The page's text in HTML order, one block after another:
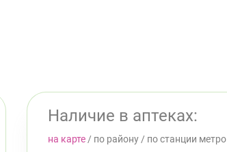
Наличие в аптеках:
на карте / по району / по станции метро